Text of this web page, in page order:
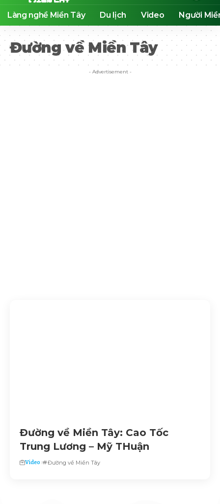
Làng nghề Miền Tây Du lịch Video Người
Đường về Miền Tây
- Advertisement -
Đường về Miền Tây: Cao Tốc
Trung Lương – Mỹ THuận
Video Đường về Miền Tây